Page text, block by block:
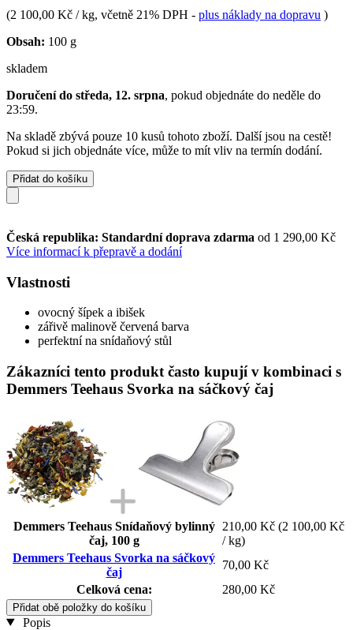
(2 100,00 Kč / kg, včetně 21% DPH - plus náklady na dopravu )
Obsah: 100 g
skladem
Doručení do středa, 12. srpna, pokud objednáte do neděle do
23:59.
Na skladě zbývá pouze 10 kusů tohoto zboží. Další jsou na cestě!
Pokud si jich objednáte více, může to mít vliv na termín dodání.
Přidat do košíku
Česká republika: Standardní doprava zdarma od 1 290,00 Kč
Více informací k přepravě a dodání
Vlastnosti
ovocný šípek a ibišek
zářivě malinově červená barva
perfektní na snídaňový stůl
Zákazníci tento produkt často kupují v kombinaci s
Demmers Teehaus Svorka na sáčkový čaj
Demmers Teehaus Snídaňový bylinný
čaj, 100 g
210,00 Kč (2 100,00 Kč
/ kg)
Demmers Teehaus Svorka na sáčkový
čaj
70,00 Kč
Celková cena:
280,00 Kč
Přidat obě položky do košíku
Popis